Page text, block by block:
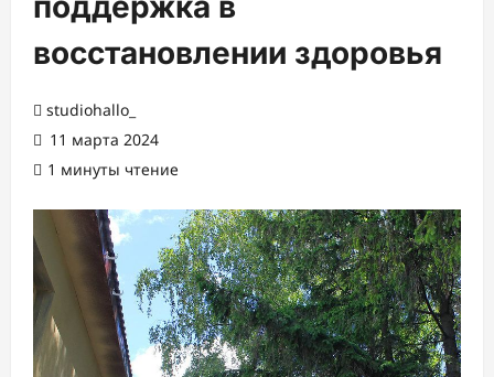
восстановлении здоровья
studiohallo_
11 марта 2024
1 минуты чтение